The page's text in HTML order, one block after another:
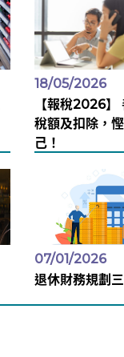
18/05/2026
【報稅2026】
稅額及扣除，
己！
07/01/2026
退休財務規劃